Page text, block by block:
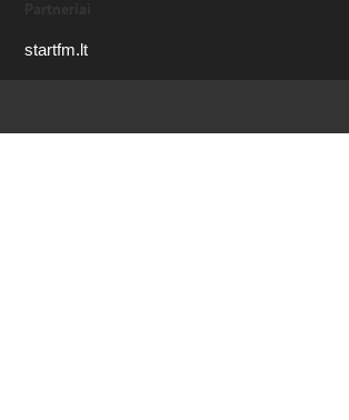
startfm.lt